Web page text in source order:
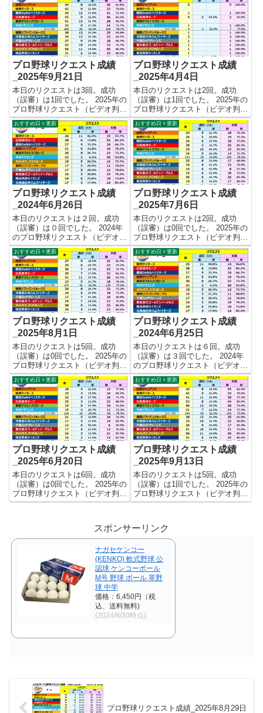
プロ野球リクエスト成績
_2025年9月21日
本日のリクエストは3回。成功
（誤審）は1回でした。 2025年の
プロ野球リクエスト（ビデオ判
定）成績を記録集計しています。
今シーズンのリクエスト成功率は
これで24.8%。リクエスト数487
回、成功121回、失敗366回とな
りました。 【リク...
プロ野球リクエスト成績
_2025年4月4日
本日のリクエストは2回。成功
（誤審）は1回でした。 2025年の
プロ野球リクエスト（ビデオ判
定）成績を記録集計しています。
今シーズンのリクエスト成功率は
これで11.8%。リクエスト数17
回、成功2回、失敗15回となりま
した。 【リクエスト結...
おすすめ日々更新
プロ野球リクエスト成績
_2024年6月26日
本日のリクエストは２回。成功
（誤審）は０回でした。 2024年
のプロ野球リクエスト（ビデオ判
定）成績を記録集計しています。
今シーズンのリクエスト成功率は
これで24.0%。リクエスト数292
回、成功70回、失敗222回となり
ました。 【リク...
おすすめ日々更新
プロ野球リクエスト成績
_2025年7月6日
本日のリクエストは2回。成功
（誤審）は0回でした。 2025年の
プロ野球リクエスト（ビデオ判
定）成績を記録集計しています。
今シーズンのリクエスト成功率は
これで23.7%。リクエスト数274
回、成功65回、失敗209回となり
ました。 【リクエ...
おすすめ日々更新
プロ野球リクエスト成績
_2025年8月1日
本日のリクエストは5回。成功
（誤審）は0回でした。 2025年の
プロ野球リクエスト（ビデオ判
定）成績を記録集計しています。
今シーズンのリクエスト成功率は
これで22.7%。リクエスト数343
回、成功78回、失敗265回となり
ました。 【リクエ...
おすすめ日々更新
プロ野球リクエスト成績
_2024年6月25日
本日のリクエストは６回。成功
（誤審）は３回でした。 2024年
のプロ野球リクエスト（ビデオ判
定）成績を記録集計しています。
今シーズンのリクエスト成功率は
これで24.1%。リクエスト数290
回、成功70回、失敗220回となり
ました。 【リク...
おすすめ日々更新
プロ野球リクエスト成績
_2025年6月20日
本日のリクエストは6回。成功
（誤審）は0回でした。 2025年の
プロ野球リクエスト（ビデオ判
定）成績を記録集計しています。
これで23.1%。リクエスト数225
回、成功52回、失敗173回となり
ました。 【リクエ...
おすすめ日々更新
プロ野球リクエスト成績
_2025年9月13日
本日のリクエストは5回。成功
（誤審）は1回でした。 2025年の
プロ野球リクエスト（ビデオ判
定）成績を記録集計しています。
回、成功114回、失敗358回とな
りました。 【リク...
スポンサーリンク
ナガセケンコー
(KENKO) 軟式野球 公
認球 ケンコーボール
M号 野球 ボール 草野
球 中学
価格：6,450円（税
込、送料無料)
(2024/8/30時点)
プロ野球リクエスト成績_2025年8月29日